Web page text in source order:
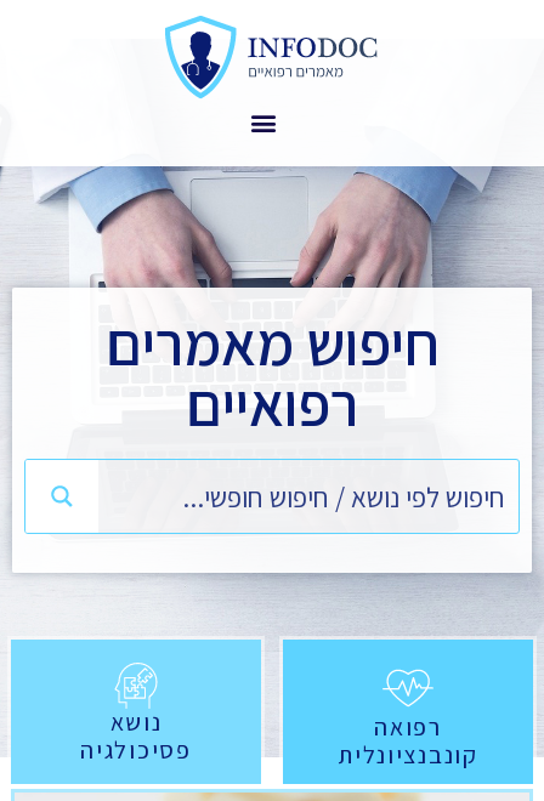
חיפוש מאמרים
רפואיים
רפואה
קונבנציונלית
נושא
פסיכולגיה